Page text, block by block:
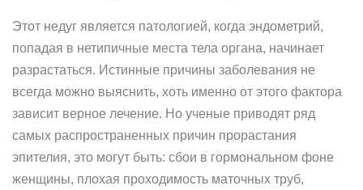
Этот недуг является патологией, когда эндометрий,
попадая в нетипичные места тела органа, начинает
разрастаться. Истинные причины заболевания не
всегда можно выяснить, хоть именно от этого фактора
зависит верное лечение. Но ученые приводят ряд
самых распространенных причин прорастания
эпителия, это могут быть: сбои в гормональном фоне
женщины, плохая проходимость маточных труб,